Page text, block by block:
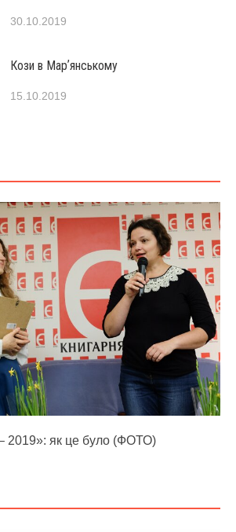
30.10.2019
Кози в Марʼянському
15.10.2019
2019»: як це було (ФОТО)